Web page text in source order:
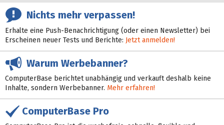
Nichts mehr verpassen!
Erhalte eine Push-Benachrichtigung (oder einen Newsletter) bei
Erscheinen neuer Tests und Berichte: Jetzt anmelden!
Warum Werbebanner?
ComputerBase berichtet unabhängig und verkauft deshalb keine
Inhalte, sondern Werbebanner. Mehr erfahren!
ComputerBase Pro